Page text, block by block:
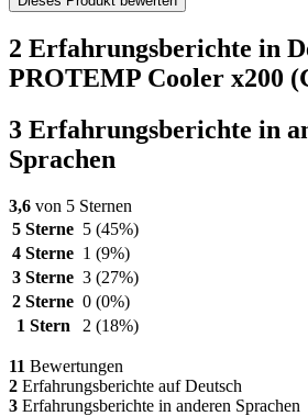
2 Erfahrungsberichte in
PROTEMP Cooler x200
3 Erfahrungsberichte in
Sprachen
3,6 von 5 Sternen
5 Sterne 5 (45%)
4 Sterne 1 (9%)
3 Sterne 3 (27%)
2 Sterne 0 (0%)
1 Stern
2 (18%)
11 Bewertungen
2 Erfahrungsberichte auf Deutsch
3 Erfahrungsberichte in anderen Sprachen